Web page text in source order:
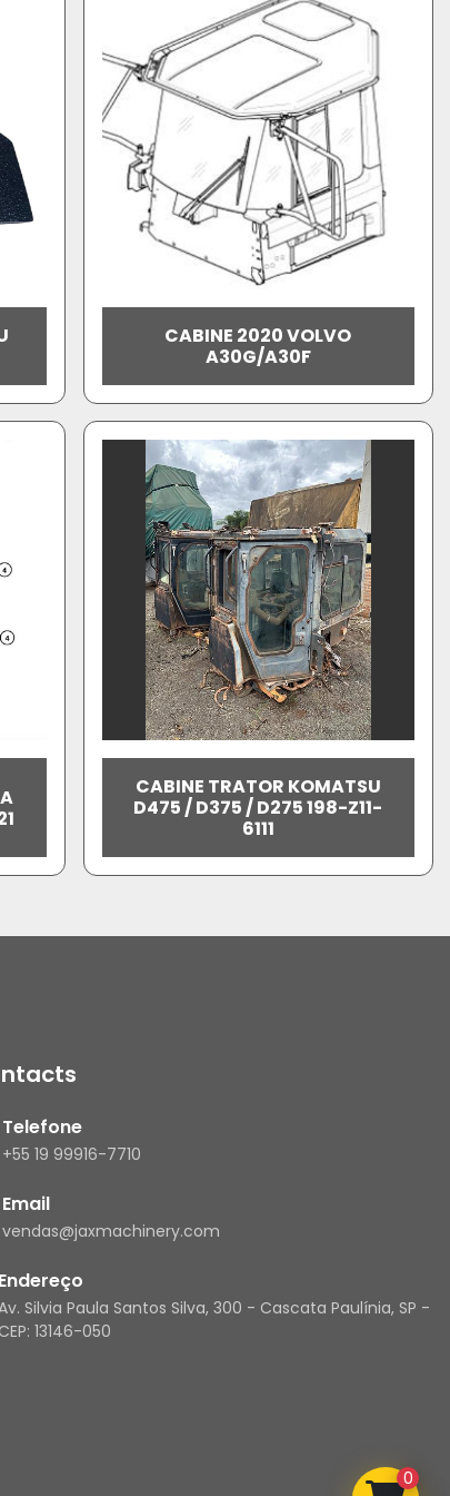
CABINE 2020 VOLVO
A30G/A30F
CABINE TRATOR KOMATSU
D475 / D375 / D275 198-Z11-
6111
Telefone
+55 19 99916-7710
Email
vendas@jaxmachinery.com
Endereço
Silvia Paula Santos Silva, 300 - Cascata Paulínia, SP -
CEP: 13146-050
0